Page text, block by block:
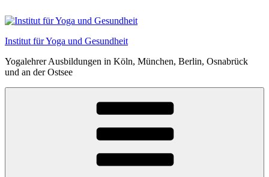
Inhalt
Institut für Yoga und Gesundheit
Yogalehrer Ausbildungen in Köln, München, Berlin, Osnabrück
und an der Ostsee